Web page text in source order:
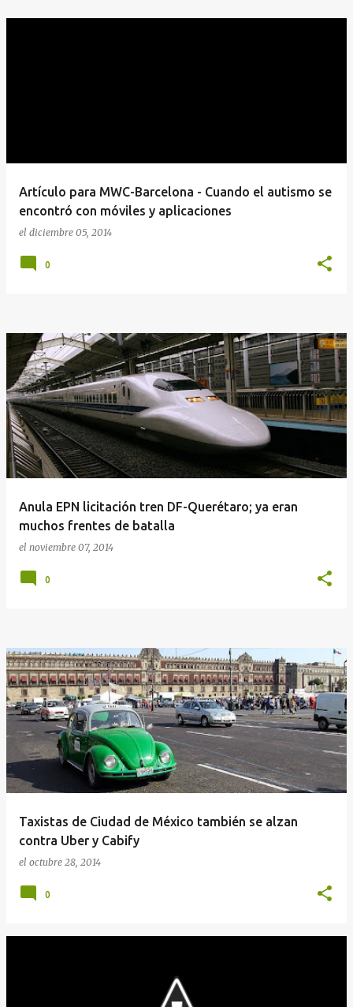
Artículo para MWC-Barcelona - Cuando el autismo se
encontró con móviles y aplicaciones
el diciembre 05, 2014
0
Anula EPN licitación tren DF-Querétaro; ya eran
muchos frentes de batalla
el noviembre 07, 2014
0
Taxistas de Ciudad de México también se alzan
contra Uber y Cabify
el octubre 28, 2014
0